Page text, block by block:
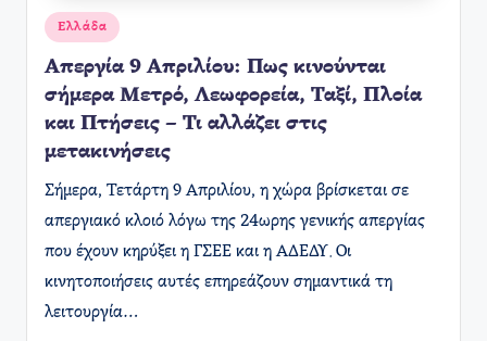
Αναρτήθηκε
Ελλάδα
Απεργία 9 Απριλίου: Πως κινούνται
σήμερα Μετρό, Λεωφορεία, Ταξί, Πλοία
και Πτήσεις – Τι αλλάζει στις
μετακινήσεις
​Σήμερα, Τετάρτη 9 Απριλίου, η χώρα βρίσκεται σε
απεργιακό κλοιό λόγω της 24ωρης γενικής απεργίας
που έχουν κηρύξει η ΓΣΕΕ και η ΑΔΕΔΥ. Οι
κινητοποιήσεις αυτές επηρεάζουν σημαντικά τη
λειτουργία…